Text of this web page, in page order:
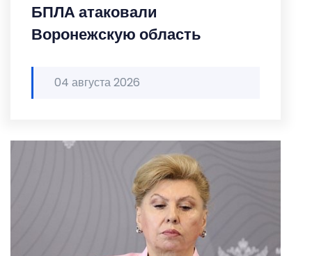
БПЛА атаковали
Воронежскую область
04 августа 2026